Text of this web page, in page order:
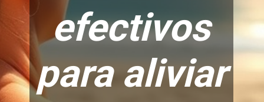
efectivos
para aliviar